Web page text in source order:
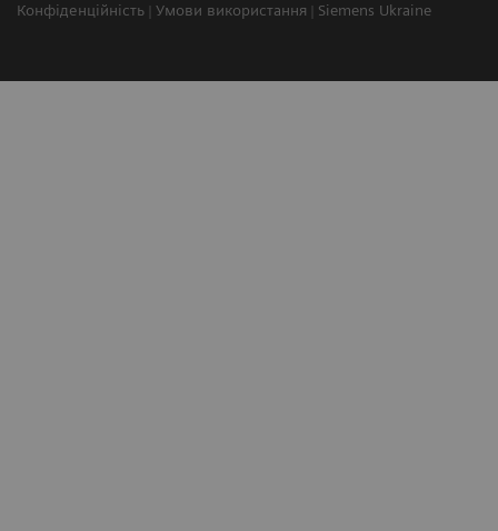
Конфіденційність
Умови використання Siemens Ukraine